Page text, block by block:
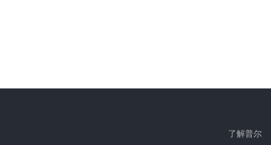
了解普尔